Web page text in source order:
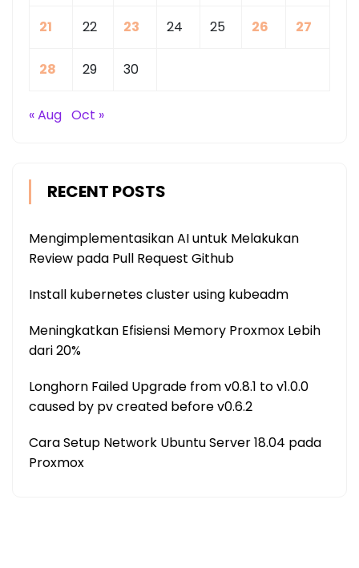
21 22 23 24 25 26 27
28 29 30
« Aug Oct »
RECENT POSTS
Mengimplementasikan AI untuk Melakukan
Review pada Pull Request Github
Install kubernetes cluster using kubeadm
Meningkatkan Efisiensi Memory Proxmox Lebih
dari 20%
Longhorn Failed Upgrade from v0.8.1 to v1.0.0
caused by pv created before v0.6.2
Cara Setup Network Ubuntu Server 18.04 pada
Proxmox